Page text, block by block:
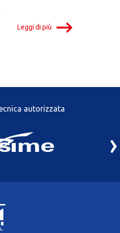
Leggi di più
autorizzata
›